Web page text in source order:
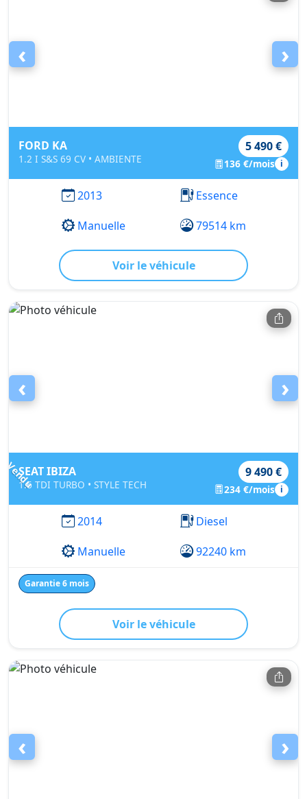
‹ ›
FORD KA
1.2 I S&S 69 CV • AMBIENTE
5 490 €
136 €/mois i
2013
Essence
Manuelle
79514 km
Voir le véhicule
‹ ›
Vendu
SEAT IBIZA
1.6 TDI TURBO • STYLE TECH
9 490 €
234 €/mois i
2014
Diesel
Manuelle
92240 km
Garantie 6 mois
Voir le véhicule
‹ ›